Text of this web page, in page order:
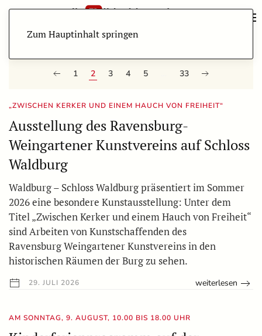
Zum Hauptinhalt springen
1 2 3 4 5 33
„ZWISCHEN KERKER UND EINEM HAUCH VON FREIHEIT“
Ausstellung des Ravensburg-
Weingartener Kunstvereins auf Schloss
Waldburg
Waldburg – Schloss Waldburg präsentiert im Sommer
2026 eine besondere Kunstausstellung: Unter dem
Titel „Zwischen Kerker und einem Hauch von Freiheit“
sind Arbeiten von Kunstschaffenden des
Ravensburg Weingartener Kunstvereins in den
historischen Räumen der Burg zu sehen.
29. JULI 2026 weiterlesen
AM SONNTAG, 9. AUGUST, 10.00 BIS 18.00 UHR